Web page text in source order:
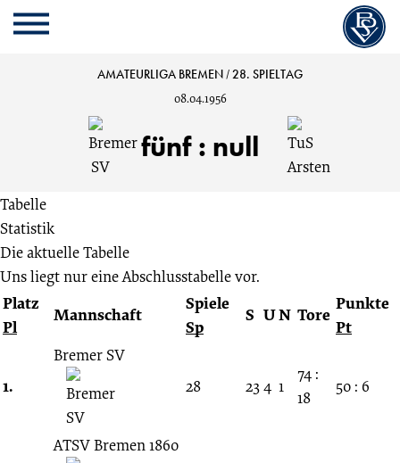
Cookie
Einstellungen
Zum
Inhalt
Cookie
Einstellungen
Kopfbereich
MENU
Bremer
TuS
Arsten
5:0
Spieltag
AMATEURLIGA BREMEN /28. SPIELTAG
08.04.1956
fünf : null
Tabelle
Statistik
Die aktuelle Tabelle
Uns liegt nur eine Abschlusstabelle vor.
Platz
Pl
Mannschaft
Spiele
Sp
S UN Tore
Punkte
Pt
1.
Bremer SV
28
234 1
74 :
18
50 : 6
ATSV Bremen 1860